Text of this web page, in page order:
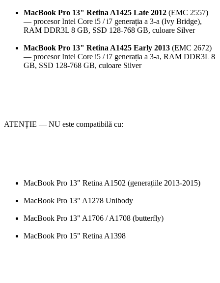
MacBook Pro 13" Retina A1425 Late 2012 (EMC 2557)
— procesor Intel Core i5 / i7 generația a 3-a (Ivy Bridge),
RAM DDR3L 8 GB, SSD 128-768 GB, culoare Silver
MacBook Pro 13" Retina A1425 Early 2013 (EMC 2672)
— procesor Intel Core i5 / i7 generația a 3-a, RAM DDR3L 8
GB, SSD 128-768 GB, culoare Silver
ATENȚIE — NU este compatibilă cu:
MacBook Pro 13" Retina A1502 (generațiile 2013-2015)
MacBook Pro 13" A1278 Unibody
MacBook Pro 13" A1706 / A1708 (butterfly)
MacBook Pro 15" Retina A1398